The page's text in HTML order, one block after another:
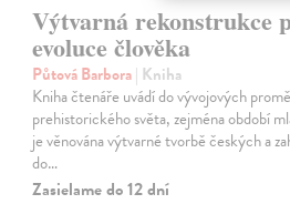
Výtvarná rekonstrukce
evoluce člověka
Půtová Barbora| Kniha
Kniha čtenáře uvádí do vývojových
prehistorického světa, zejména období
je věnována výtvarné tvorbě českých a
do…
Zasielame do 12 dní